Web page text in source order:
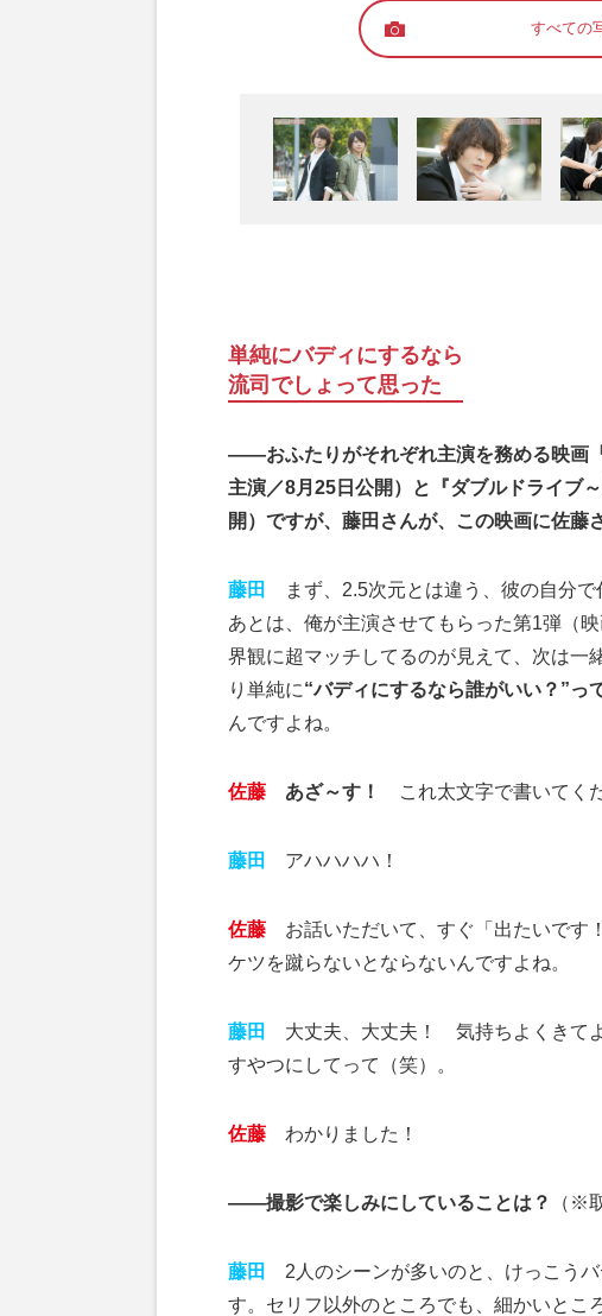
すべての
単純にバディにするなら
流司でしょって思った
――おふたりがそれぞれ主演を務める映画
主演／8月25日公開）と『ダブルドライブ
開）ですが、藤田さんが、この映画に佐藤
藤田
まず、2.5次元とは違う、彼の自分で
あとは、俺が主演させてもらった第1弾（
界観に超マッチしてるのが見えて、次は一
り単純に“バディにするなら誰がいい？”っ
んですよね。
佐藤 あざ～す！ これ太文字で書いてく
藤田 アハハハハ！
佐藤 お話いただいて、すぐ「出たいです
ケツを蹴らないとならないんですよね。
藤田
大丈夫、大丈夫！ 気持ちよくきて
すやつにしてって（笑）。
佐藤 わかりました！
――撮影で楽しみにしていることは？ （※
藤田
2人のシーンが多いのと、けっこう
す。セリフ以外のところでも、細かいとこ